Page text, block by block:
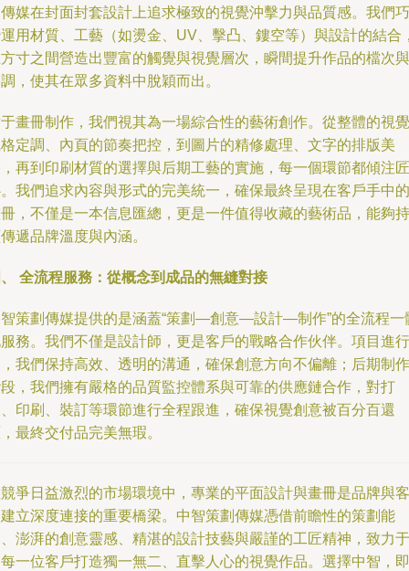
媒在封面封套設計上追求極致的視覺沖擊力與品質感。我們巧
用材質、工藝（如燙金、UV、擊凸、鏤空等）與設計的結合
寸之間營造出豐富的觸覺與視覺層次，瞬間提升作品的檔次與
，使其在眾多資料中脫穎而出。
畫冊制作，我們視其為一場綜合性的藝術創作。從整體的視覺
定調、內頁的節奏把控，到圖片的精修處理、文字的排版美
再到印刷材質的選擇與后期工藝的實施，每一個環節都傾注匠
我們追求內容與形式的完美統一，確保最終呈現在客戶手中的
，不僅是一本信息匯總，更是一件值得收藏的藝術品，能夠持
遞品牌溫度與內涵。
全流程服務：從概念到成品的無縫對接
策劃傳媒提供的是涵蓋“策劃—創意—設計—制作”的全流程一
務。我們不僅是設計師，更是客戶的戰略合作伙伴。項目進行
我們保持高效、透明的溝通，確保創意方向不偏離；后期制作
，我們擁有嚴格的品質監控體系與可靠的供應鏈合作，對打
印刷、裝訂等環節進行全程跟進，確保視覺創意被百分百還
最終交付品完美無瑕。
爭日益激烈的市場環境中，專業的平面設計與畫冊是品牌與客
立深度連接的重要橋梁。中智策劃傳媒憑借前瞻性的策劃能
澎湃的創意靈感、精湛的設計技藝與嚴謹的工匠精神，致力于
一位客戶打造獨一無二、直擊人心的視覺作品。選擇中智，即